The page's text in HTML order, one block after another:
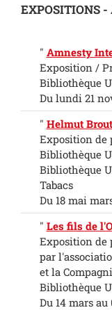
EXPOSITIONS
" Amnesty
Exposition /
Bibliothèque
Du lundi 21
" Helmut
Exposition de
Bibliothèque
Bibliothèque
Tabacs
Du 18 mai
" Les fils de
Exposition de
par
et la
Bibliothèque
Du 14 mars au